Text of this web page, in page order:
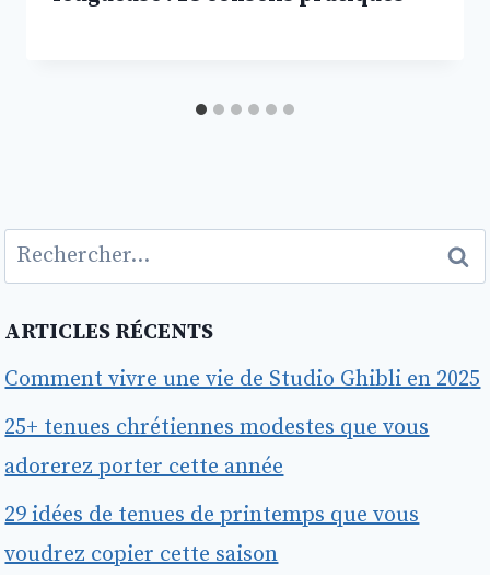
Rechercher :
ARTICLES RÉCENTS
Comment vivre une vie de Studio Ghibli en 2025
25+ tenues chrétiennes modestes que vous
adorerez porter cette année
29 idées de tenues de printemps que vous
voudrez copier cette saison